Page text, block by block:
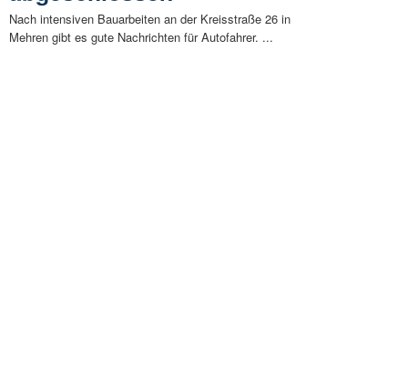
Nach intensiven Bauarbeiten an der Kreisstraße 26 in
Mehren gibt es gute Nachrichten für Autofahrer. ...